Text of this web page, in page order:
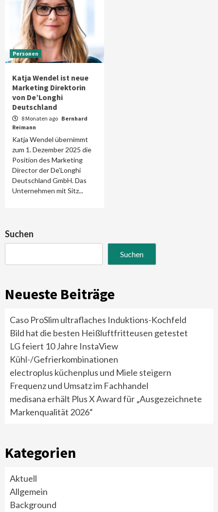
Personen
Katja Wendel ist neue
Marketing Direktorin
von De’Longhi
Deutschland
8 Monaten ago Bernhard
Reimann
Katja Wendel übernimmt
zum 1. Dezember 2025 die
Position des Marketing
Director der De’Longhi
Deutschland GmbH. Das
Unternehmen mit Sitz...
Suchen
Suchen
Neueste Beiträge
Caso ProSlim ultraflaches Induktions-Kochfeld
Bild hat die besten Heißluftfritteusen getestet
LG feiert 10 Jahre InstaView
Kühl-/Gefrierkombinationen
electroplus küchenplus und Miele steigern
Frequenz und Umsatz im Fachhandel
medisana erhält Plus X Award für „Ausgezeichnete
Markenqualität 2026“
Kategorien
Aktuell
Allgemein
Background